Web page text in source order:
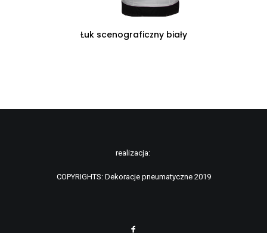
CZYTAJ DALEJ
Łuk scenograficzny biały
realizacja:
COPYRIGHTS: Dekoracje pneumatyczne 2019